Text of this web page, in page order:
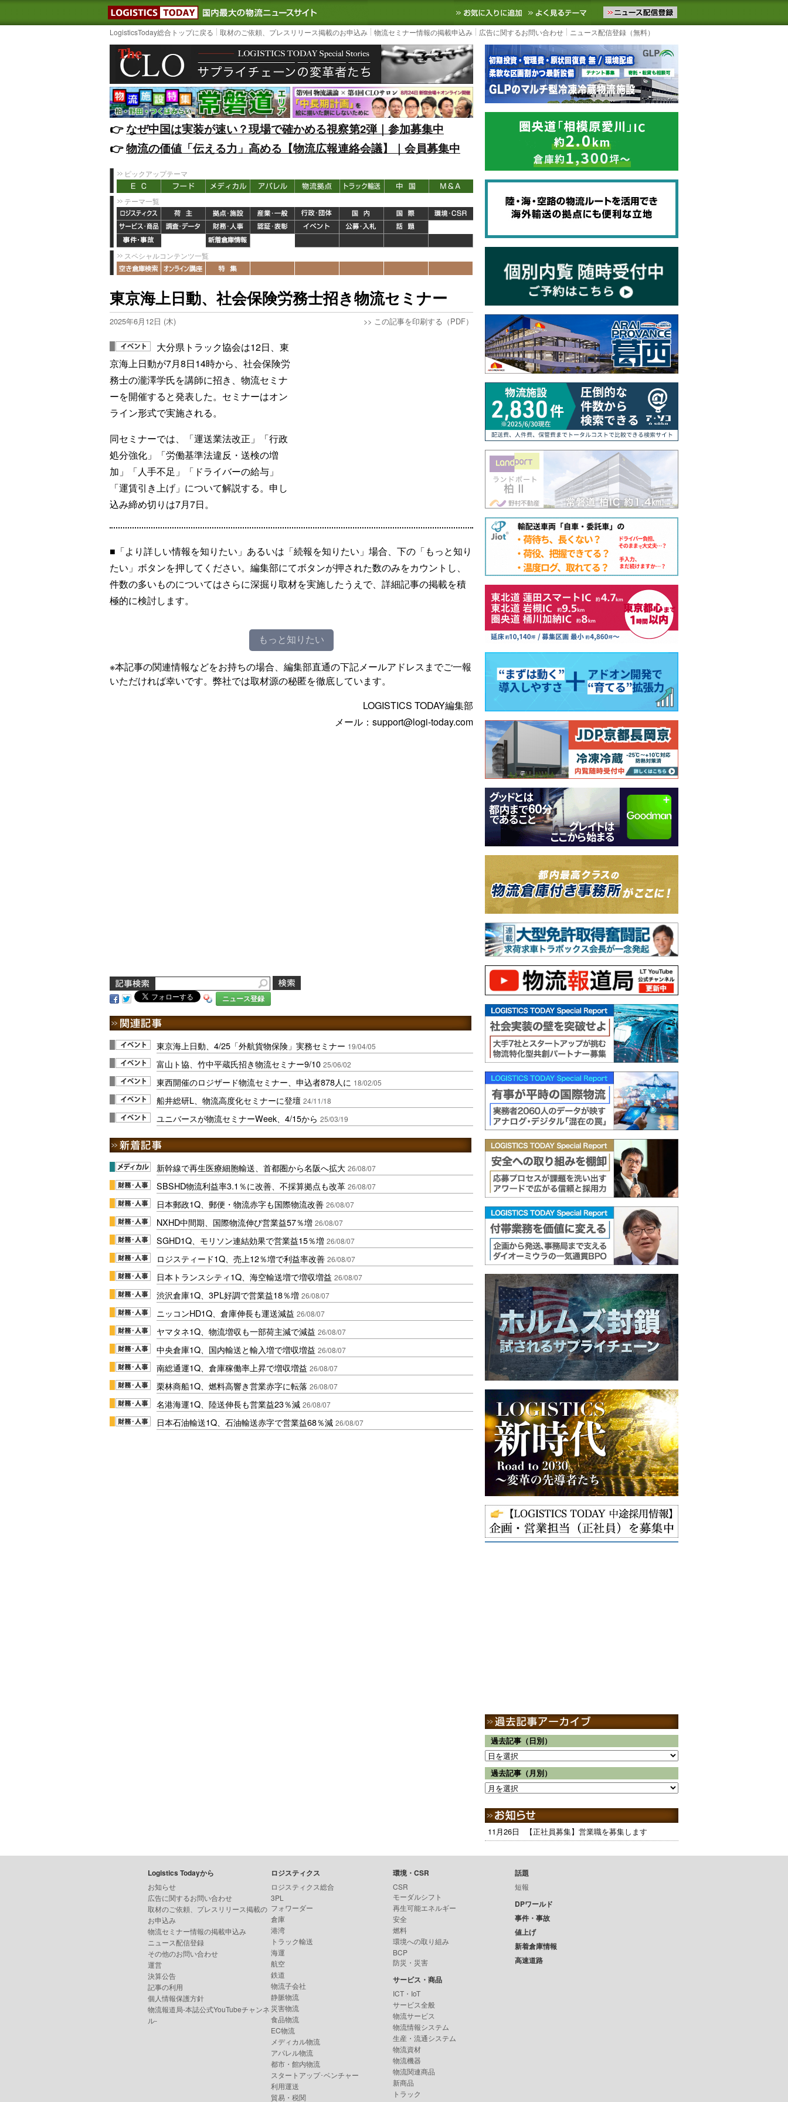
LOGISTICS TODAY｜国内最大の物流ニュースサイト3PL, SCMなど国内外の最新の物流ニュースをお届けします。物流ニュースメール配信を登録す
お気に入りに追加 よく見るテーマ
LogisticsToday総合トップに戻る 取材のご依頼、プレスリリース掲載のお申込み 物流セミナー情報の掲載申込み 広告に関するお問い合わせ ニュース配信登録（無料）
👉️なぜ中国は実装が速い？現場で確かめる視察第2弾｜参加募集中
👉️物流の価値「伝える力」高める【物流広報連絡会議】｜会員募集中
ピックアップテーマ
テーマ一覧
スペシャルコンテンツ一覧
東京海上日動、社会保険労務士招き物流セミナー
2025年6月12日 (木) >> この記事を印刷する（PDF）
大分県トラック協会は12日、東
京海上日動が7月8日14時から、社会保険労
務士の瀧澤学氏を講師に招き、物流セミナ
ーを開催すると発表した。セミナーはオン
ライン形式で実施される。
同セミナーでは、「運送業法改正」「行政
処分強化」「労働基準法違反・送検の増
加」「人手不足」「ドライバーの給与」
「運賃引き上げ」について解説する。申し
込み締め切りは7月7日。
■「より詳しい情報を知りたい」あるいは「続報を知りたい」場合、下の「もっと知り
たい」ボタンを押してください。編集部にてボタンが押された数のみをカウントし、
件数の多いものについてはさらに深掘り取材を実施したうえで、詳細記事の掲載を積
極的に検討します。
もっと知りたい
※本記事の関連情報などをお持ちの場合、編集部直通の下記メールアドレスまでご一報
いただければ幸いです。弊社では取材源の秘匿を徹底しています。
LOGISTICS TODAY編集部
メール：support@logi-today.com
ニュース登録
東京海上日動、4/25「外航貨物保険」実務セミナー 19/04/05
富山ト協、竹中平蔵氏招き物流セミナー9/10 25/06/02
東西開催のロジザード物流セミナー、申込者878人に 18/02/05
船井総研L、物流高度化セミナーに登壇 24/11/18
ユニバースが物流セミナーWeek、4/15から 25/03/19
新幹線で再生医療細胞輸送、首都圏から名阪へ拡大 26/08/07
SBSHD物流利益率3.1％に改善、不採算拠点も改革 26/08/07
日本郵政1Q、郵便・物流赤字も国際物流改善 26/08/07
NXHD中間期、国際物流伸び営業益57％増 26/08/07
SGHD1Q、モリソン連結効果で営業益15％増 26/08/07
ロジスティード1Q、売上12％増で利益率改善 26/08/07
日本トランスシティ1Q、海空輸送増で増収増益 26/08/07
渋沢倉庫1Q、3PL好調で営業益18％増 26/08/07
ニッコンHD1Q、倉庫伸長も運送減益 26/08/07
ヤマタネ1Q、物流増収も一部荷主減で減益 26/08/07
中央倉庫1Q、国内輸送と輸入増で増収増益 26/08/07
南総通運1Q、倉庫稼働率上昇で増収増益 26/08/07
栗林商船1Q、燃料高響き営業赤字に転落 26/08/07
名港海運1Q、陸送伸長も営業益23％減 26/08/07
日本石油輸送1Q、石油輸送赤字で営業益68％減 26/08/07
過去記事（日別）
過去記事（月別）
11月26日 【正社員募集】営業職を募集します
Logistics Todayから
お知らせ
広告に関するお問い合わせ
取材のご依頼、プレスリリース掲載の
お申込み
物流セミナー情報の掲載申込み
ニュース配信登録
その他のお問い合わせ
運営
決算公告
記事の利用
個人情報保護方針
物流報道局-本誌公式YouTubeチャンネ
ル-
ロジスティクス
ロジスティクス総合
3PL
フォワーダー
倉庫
港湾
トラック輸送
海運
航空
鉄道
物流子会社
静脈物流
災害物流
食品物流
EC物流
メディカル物流
アパレル物流
都市・館内物流
スタートアップ･ベンチャー
利用運送
貿易・税関
環境・CSR
CSR
モーダルシフト
再生可能エネルギー
安全
燃料
環境への取り組み
BCP
防災・災害
サービス・商品
ICT・IoT
サービス全般
物流サービス
物流情報システム
生産・流通システム
物流資材
物流機器
物流関連商品
新商品
トラック
話題
短報
DPワールド
事件・事故
値上げ
新着倉庫情報
高速道路